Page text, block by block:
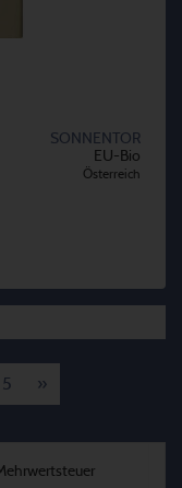
SONNENTOR
EU-Bio
Österreich
5 »